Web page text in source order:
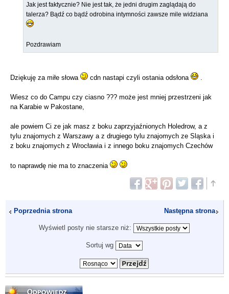
Jak jest faktycznie? Nie jest tak, że jedni drugim zaglądają do
talerza? Bądź co bądź odrobina intymności zawsze mile widziana
Pozdrawiam
Dziękuję za miłe słowa cdn nastapi czyli ostania odsłona
Wiesz co do Campu czy ciasno ??? może jest mniej przestrzeni jak
na Karabie w Pakostane,
ale powiem Ci ze jak masz z boku zaprzyjaźnionych Holedrow, a z
tylu znajomych z Warszawy a z drugiego tylu znajomych ze Sląska i
z boku znajomych z Wrocławia i z innego boku znajomych Czechów
to naprawdę nie ma to znaczenia
Poprzednia strona Następna strona
Wyświetl posty nie starsze niż:
Sortuj wg
Odpowiedz